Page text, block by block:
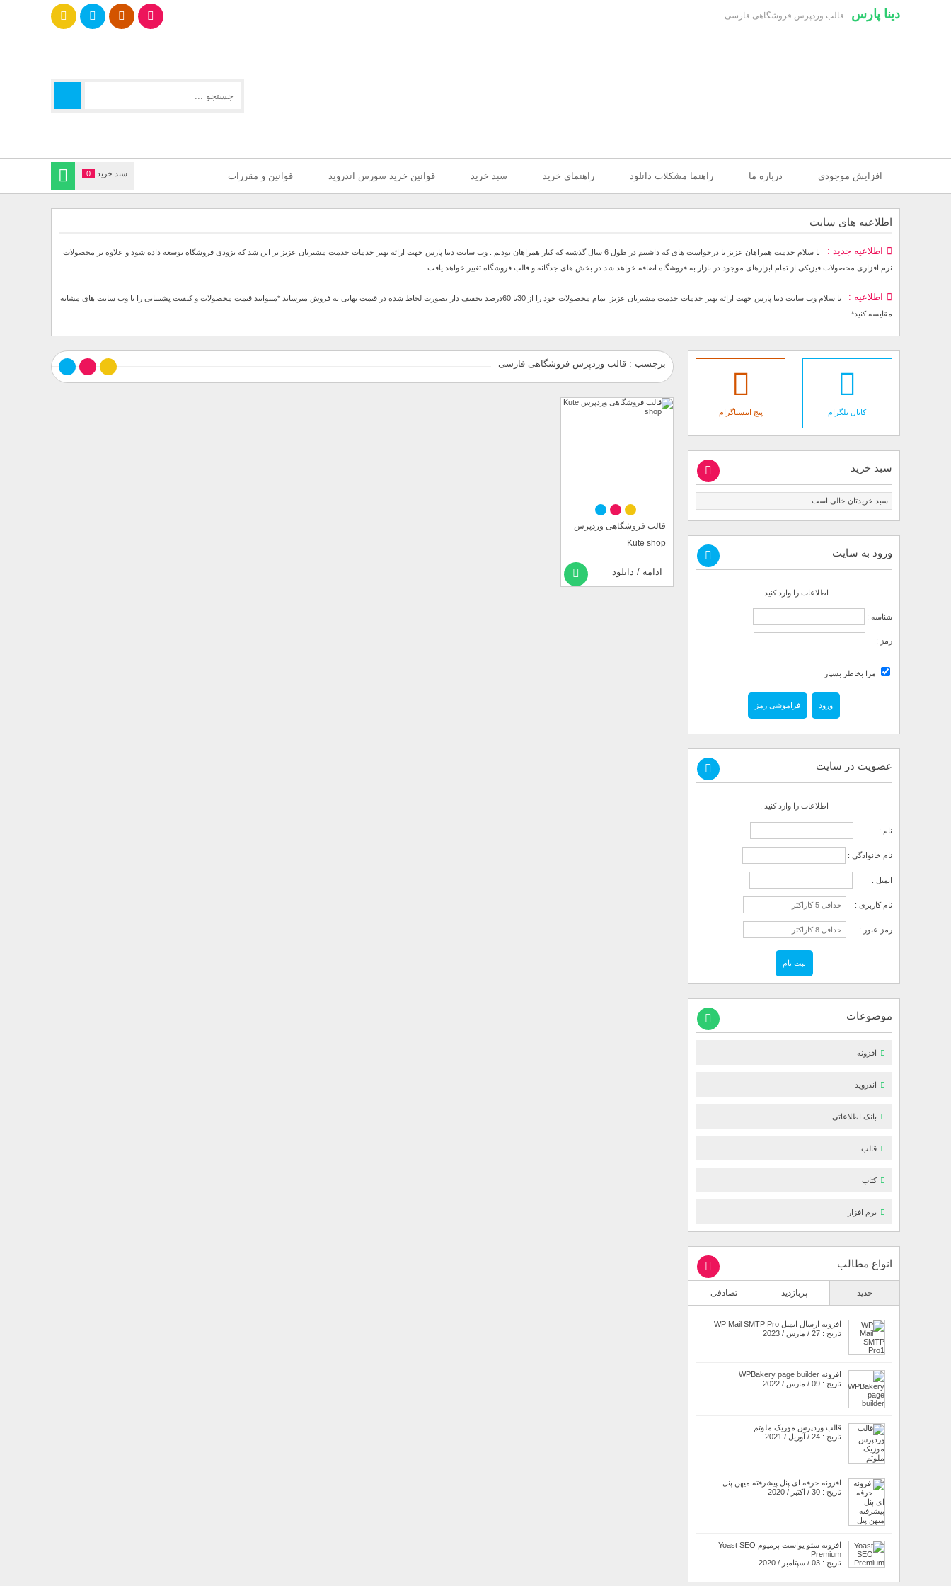
دینا پارس قالب وردپرس فروشگاهی فارسی
سبد خرید 0 افزایش موجودی درباره ما راهنما مشکلات دانلود راهنمای خرید سبد خرید قوانین خرید سورس اندروید قوانین و مقررات
اطلاعیه های سایت
اطلاعیه جدید
با سلام خدمت همراهان عزیز با درخواست های که داشتیم در طول 6 سال گذشته که کنار همراهان بودیم . وب سایت دینا پارس جهت ارائه بهتر خدمات خدمت مشتریان عزیز بر این شد که بزودی فروشگاه توسعه داده شود و علاوه بر محصولات
نرم افزاری محصولات فیزیکی از تمام ابزارهای موجود در بازار به فروشگاه اضافه خواهد شد در بخش های جدگانه و قالب فروشگاه تغییر خواهد یافت
اطلاعیه
با سلام وب سایت دینا پارس جهت ارائه بهتر خدمات خدمت مشتریان عزیز. تمام محصولات خود را از 30تا 60درصد تخفیف دار بصورت لحاظ شده در قیمت نهایی به فروش میرساند *میتوانید قیمت محصولات و کیفیت پشتیبانی را با وب سایت های مشابه
مقایسه کنید*
برچسب : قالب وردپرس فروشگاهی فارسی
قالب فروشگاهی وردپرس
Kute shop
ادامه / دانلود
کانال تلگرام پیج اینستاگرام
سبد خرید
سبد خریدتان خالی است.
ورود به سایت
اطلاعات را وارد کنید .
شناسه :
رمز :
مرا بخاطر بسپار
فراموشی رمز
عضویت در سایت
اطلاعات را وارد کنید .
نام :
نام خانوادگی :
ایمیل :
نام کاربری :
رمز عبور :
موضوعات
افزونه
اندروید
بانک اطلاعاتی
قالب
کتاب
نرم افزار
انواع مطالب
جدید پربازدید تصادفی
افزونه ارسال ایمیل WP Mail SMTP Pro
تاریخ : 27 / مارس / 2023
افزونه WPBakery page builder
تاریخ : 09 / مارس / 2022
قالب وردپرس موزیک ملوتم
تاریخ : 24 / آوریل / 2021
افزونه حرفه ای پنل پیشرفته میهن پنل
تاریخ : 30 / اکتبر / 2020
افزونه سئو یواست پرمیوم Yoast SEO
Premium
تاریخ : 03 / سپتامبر / 2020